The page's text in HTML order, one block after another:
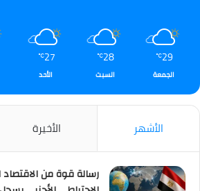
29
℃
الجمعة
28
℃
السبت
27
℃
الأحد
الأشهر الأخيرة
رسالة قوة من